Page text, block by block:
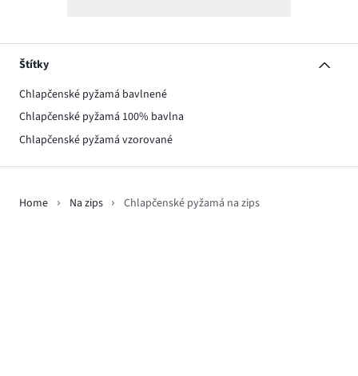
Štítky
Chlapčenské pyžamá bavlnené
Chlapčenské pyžamá 100% bavlna
Chlapčenské pyžamá vzorované
Home Na zips Chlapčenské pyžamá na zips